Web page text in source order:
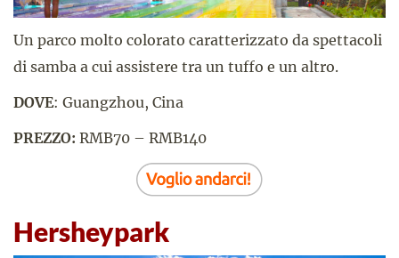
Un parco molto colorato caratterizzato da spettacoli
di samba a cui assistere tra un tuffo e un altro.
DOVE: Guangzhou, Cina
PREZZO: RMB70 – RMB140
Hersheypark